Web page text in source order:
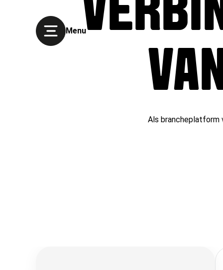
Menu
Als brancheplatform